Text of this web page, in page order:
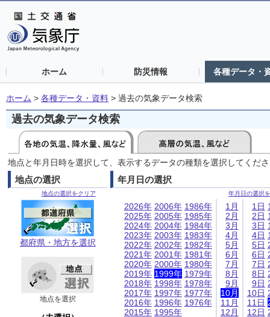
ホーム 防災情報 各種データ・
ホーム > 各種データ・資料 > 過去の気象データ検索
過去の気象データ検索
地点と年月日時を選択して、表示するデータの種類を選択してくだ
地点の選択
地点の選択をクリア
都府県・地方を選択
地点を選択
年月日の選択
年月日の選択
2026年
2025年
2024年
2023年
2022年
2021年
2020年
2019年
2018年
2017年
2016年
2015年
2006年
2005年
2004年
2003年
2002年
2001年
2000年
1999年
1998年
1997年
1996年
1995年
1986年
1985年
1984年
1983年
1982年
1981年
1980年
1979年
1978年
1977年
1976年
1月
2月
3月
4月
5月
6月
7月
8月
9月
10月
11月
12月
1日
2日
3日
4日
5日
6日
7日
8日
9日
10日
11日
12日